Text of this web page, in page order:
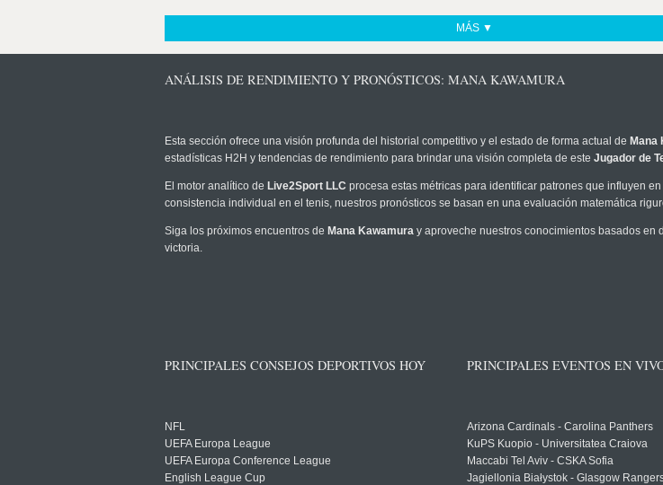
MÁS ▼
ANÁLISIS DE RENDIMIENTO Y PRONÓSTICOS: MANA KAWAMURA
Esta sección ofrece una visión profunda del historial competitivo y el estado de forma actual de Mana
estadísticas H2H y tendencias de rendimiento para brindar una visión completa de este Jugador de
El motor analítico de Live2Sport LLC procesa estas métricas para identificar patrones que influyen
consistencia individual en el tenis, nuestros pronósticos se basan en una evaluación matemática
Siga los próximos encuentros de Mana Kawamura y aproveche nuestros conocimientos basados
victoria.
PRINCIPALES CONSEJOS DEPORTIVOS HOY
NFL
UEFA Europa League
UEFA Europa Conference League
English League Cup
PRINCIPALES EVENTOS EN
Arizona Cardinals - Carolina Panthers
KuPS Kuopio - Universitatea Craiova
Maccabi Tel Aviv - CSKA Sofia
Jagiellonia Białystok - Glasgow